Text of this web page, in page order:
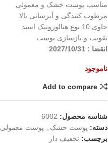
مناسب پوست خشک و معمولی
مرطوب کنندگی و آبرسانی بالا
حاوی 10 نوع هیالورونیک اسید
تقویت و بازسازی پوست
انقضا : 2027/10/31
ناموجود
Add to compare
شناسه محصول: 6002
دسته: پوست خشک پوست معمولی
برچسب: تخفیف دار